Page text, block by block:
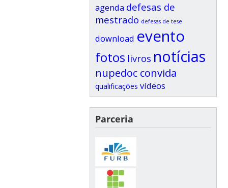
agenda defesas de
mestrado defesas de tese
download evento
fotos livros notícias
nupedoc convida
qualificações vídeos
Parceria